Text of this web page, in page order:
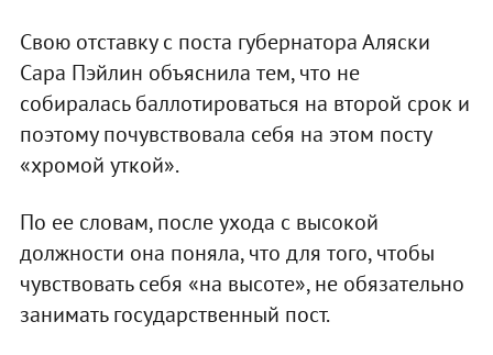
Свою отставку с поста губернатора Аляски
Сара Пэйлин объяснила тем, что не
собиралась баллотироваться на второй срок и
поэтому почувствовала себя на этом посту
«хромой уткой».
По ее словам, после ухода с высокой
должности она поняла, что для того, чтобы
чувствовать себя «на высоте», не обязательно
занимать государственный пост.